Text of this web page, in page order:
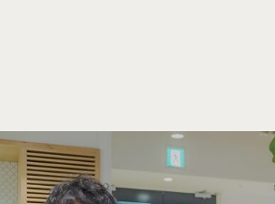
ームリーダー×メンバー対談へペー